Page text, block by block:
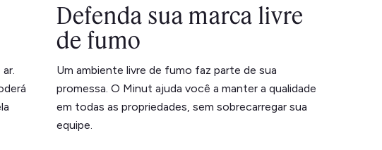
Defenda sua marca livre
de fumo
Um ambiente livre de fumo faz parte de sua
promessa. O Minut ajuda você a manter a qualidade
em todas as propriedades, sem sobrecarregar sua
equipe.